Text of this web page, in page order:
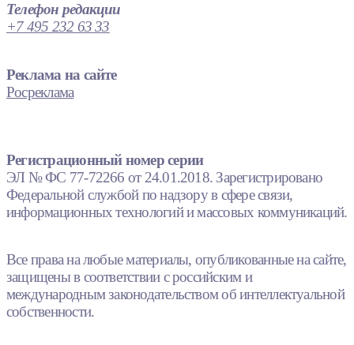
Телефон редакции
+7 495 232 63 33
Реклама на сайте
Росреклама
Регистрационный номер серии
ЭЛ № ФС 77-72266 от 24.01.2018. Зарегистрировано
Федеральной службой по надзору в сфере связи,
информационных технологий и массовых коммуникаций.
Все права на любые материалы, опубликованные на сайте,
защищены в соответствии с российским и
международным законодательством об интеллектуальной
собственности.